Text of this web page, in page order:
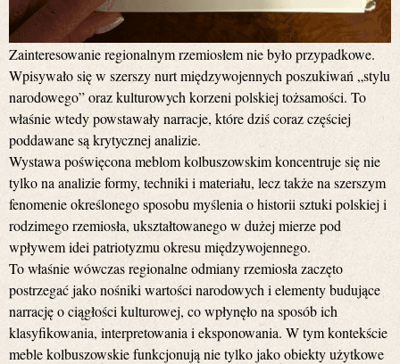
Zainteresowanie regionalnym rzemiosłem nie było przypadkowe.
Wpisywało się w szerszy nurt międzywojennych poszukiwań „stylu
narodowego” oraz kulturowych korzeni polskiej tożsamości. To
właśnie wtedy powstawały narracje, które dziś coraz częściej
poddawane są krytycznej analizie.
Wystawa poświęcona meblom kolbuszowskim koncentruje się nie
tylko na analizie formy, techniki i materiału, lecz także na szerszym
fenomenie określonego sposobu myślenia o historii sztuki polskiej i
rodzimego rzemiosła, ukształtowanego w dużej mierze pod
wpływem idei patriotyzmu okresu międzywojennego.
To właśnie wówczas regionalne odmiany rzemiosła zaczęto
postrzegać jako nośniki wartości narodowych i elementy budujące
narrację o ciągłości kulturowej, co wpłynęło na sposób ich
klasyfikowania, interpretowania i eksponowania. W tym kontekście
meble kolbuszowskie funkcjonują nie tylko jako obiekty użytkowe